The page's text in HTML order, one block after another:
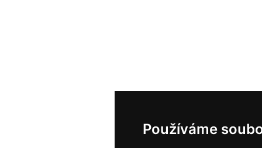
Používáme